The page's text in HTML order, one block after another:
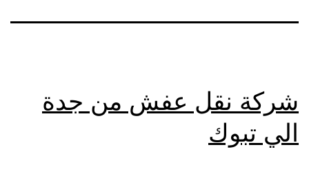
شركة نقل عفش من جدة
الي تبوك